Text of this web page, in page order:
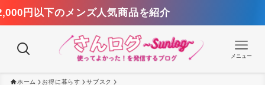
メニュー
ホーム お得に暮らす サブスク